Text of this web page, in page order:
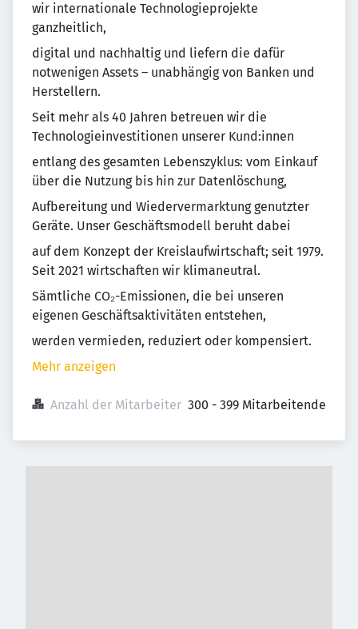
wir internationale Technologieprojekte
ganzheitlich,
digital und nachhaltig und liefern die dafür
notwenigen Assets – unabhängig von Banken und
Herstellern.
Seit mehr als 40 Jahren betreuen wir die
Technologieinvestitionen unserer Kund:innen
entlang des gesamten Lebenszyklus: vom Einkauf
über die Nutzung bis hin zur Datenlöschung,
Aufbereitung und Wiedervermarktung genutzter
Geräte. Unser Geschäftsmodell beruht dabei
auf dem Konzept der Kreislaufwirtschaft; seit 1979.
Seit 2021 wirtschaften wir klimaneutral.
Sämtliche CO₂-Emissionen, die bei unseren
eigenen Geschäftsaktivitäten entstehen,
werden vermieden, reduziert oder kompensiert.
Mehr anzeigen
Anzahl der Mitarbeiter 300 - 399 Mitarbeitende